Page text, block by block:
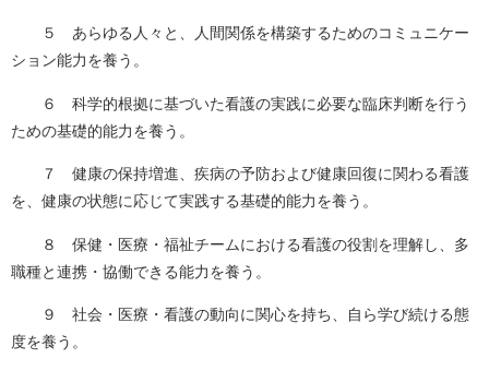
５ あらゆる人々と、人間関係を構築するためのコミュニケー
ション能力を養う。
６ 科学的根拠に基づいた看護の実践に必要な臨床判断を行う
ための基礎的能力を養う。
７ 健康の保持増進、疾病の予防および健康回復に関わる看護
を、健康の状態に応じて実践する基礎的能力を養う。
８ 保健・医療・福祉チームにおける看護の役割を理解し、多
職種と連携・協働できる能力を養う。
９ 社会・医療・看護の動向に関心を持ち、自ら学び続ける態
度を養う。